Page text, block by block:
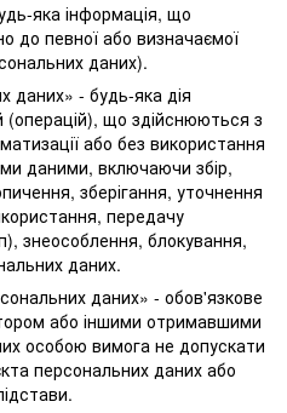
яка інформація, що
до певної або визначаємої
даних).
даних» - будь-яка дія
(операцій), що здійснюються з
або без використання
даними, включаючи збір,
зберігання, уточнення
передачу
знеособлення, блокування,
даних.
даних» - обов'язкове
або іншими отримавшими
особою вимога не допускати
персональних даних або